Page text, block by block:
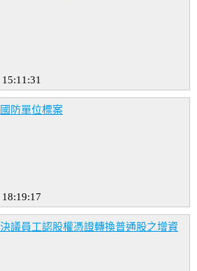
防單位標案
議員工認股權憑證轉換普通股之增資